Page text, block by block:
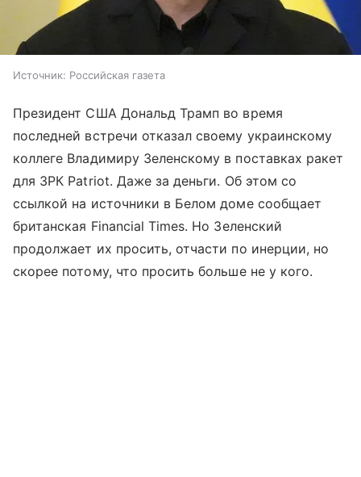
Источник: Российская газета
Президент США Дональд Трамп во время
последней встречи отказал своему украинскому
коллеге Владимиру Зеленскому в поставках ракет
для ЗРК Patriot. Даже за деньги. Об этом со
ссылкой на источники в Белом доме сообщает
британская Financial Times. Но Зеленский
продолжает их просить, отчасти по инерции, но
скорее потому, что просить больше не у кого.